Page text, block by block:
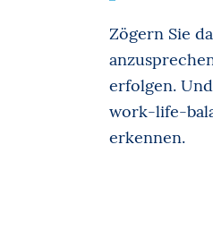
Zögern Sie
erfolgen.
work-life-
erkennen.